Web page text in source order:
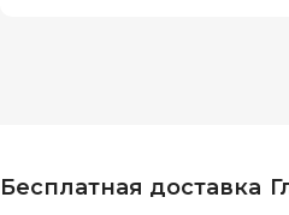
Бесплатная доставка